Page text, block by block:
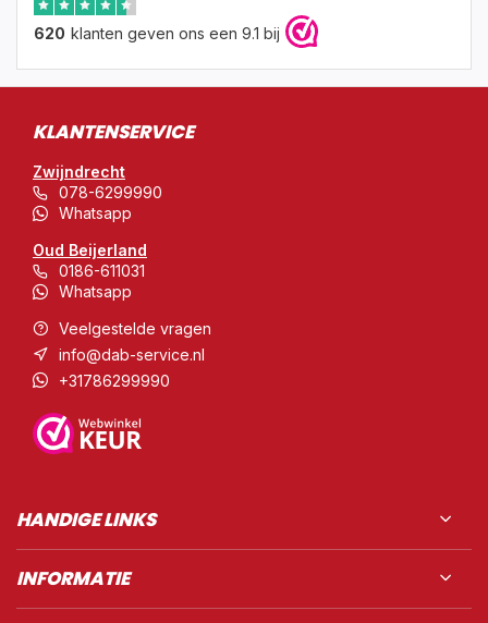
620 klanten geven ons een 9.1 bij
KLANTENSERVICE
Zwijndrecht
078-6299990
Whatsapp
Oud Beijerland
0186-611031
Whatsapp
Veelgestelde vragen
info@dab-service.nl
+31786299990
HANDIGE LINKS
INFORMATIE